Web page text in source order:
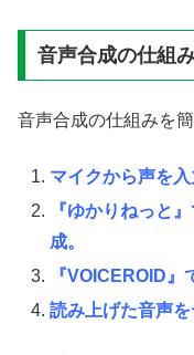
音声合成の仕組
音声合成の仕組みを
マイクから声を入
『ゆかりねっと
成。
『VOICEROID』
読み上げた音声を